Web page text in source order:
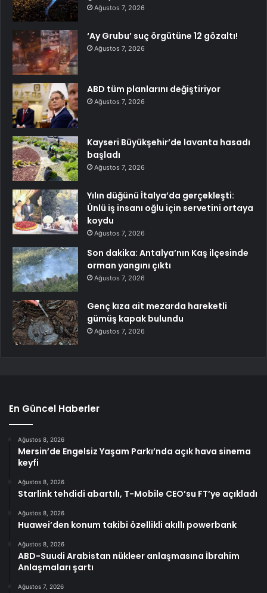
Ağustos 7, 2026
‘Ay Grubu’ suç örgütüne 12 gözaltı!
Ağustos 7, 2026
ABD tüm planlarını değiştiriyor
Ağustos 7, 2026
Kayseri Büyükşehir’de lavanta hasadı
başladı
Ağustos 7, 2026
Yılın düğünü İtalya’da gerçekleşti:
Ünlü iş insanı oğlu için servetini ortaya
koydu
Ağustos 7, 2026
Son dakika: Antalya’nın Kaş ilçesinde
orman yangını çıktı
Ağustos 7, 2026
Genç kıza ait mezarda hareketli
gümüş kapak bulundu
Ağustos 7, 2026
En Güncel Haberler
Ağustos 8, 2026
Mersin’de Engelsiz Yaşam Parkı’nda açık hava sinema
keyfi
Ağustos 8, 2026
Starlink tehdidi abartılı, T-Mobile CEO’su FT’ye açıkladı
Ağustos 8, 2026
Huawei’den konum takibi özellikli akıllı powerbank
Ağustos 8, 2026
ABD-Suudi Arabistan nükleer anlaşmasına İbrahim
Anlaşmaları şartı
Ağustos 7, 2026